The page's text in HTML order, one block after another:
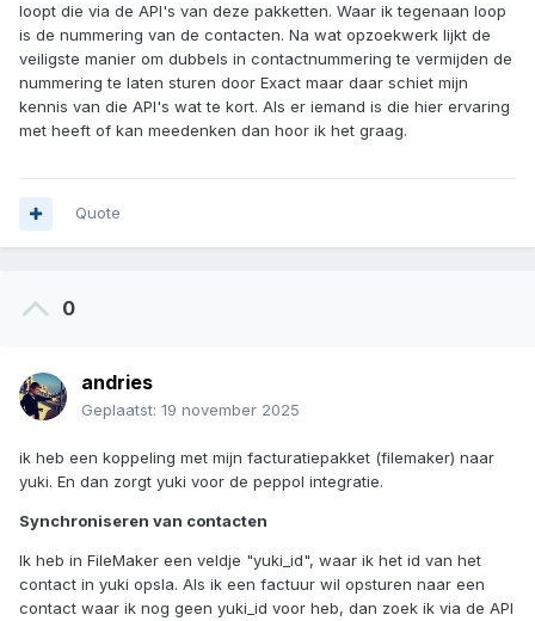
Bedankt voor je interesse - ik vond reeds de plaats voor
Claris-meetup van 16/12 vanuit Wuustwezel - België 115 km
enkel - ik hou 16/12 vrij.
Misschien kan je de tools die je gebruikt even opgeven, dan
kan ik die al bestuderen.
met vriendelijke groeten, Willem De Jonghe
loopt die via de API's van deze pakketten. Waar ik tegenaan loop
is de nummering van de contacten. Na wat opzoekwerk lijkt de
veiligste manier om dubbels in contactnummering te vermijden de
nummering te laten sturen door Exact maar daar schiet mijn
kennis van die API's wat te kort. Als er iemand is die hier ervaring
met heeft of kan meedenken dan hoor ik het graag.
Quote
0
andries
Geplaatst: 19 november 2025
ik heb een koppeling met mijn facturatiepakket (filemaker) naar
yuki. En dan zorgt yuki voor de peppol integratie.
Synchroniseren van contacten
Ik heb in FileMaker een veldje "yuki_id", waar ik het id van het
contact in yuki opsla. Als ik een factuur wil opsturen naar een
contact waar ik nog geen yuki_id voor heb, dan zoek ik via de API